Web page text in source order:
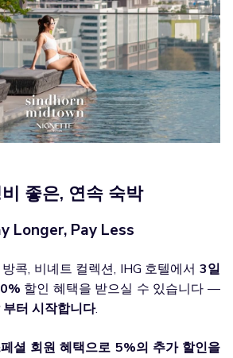
좋은, 연속 숙박
Longer, Pay Less
콕, 비녜트 컬렉션, IHG 호텔에서 3일
할인 혜택을 받으실 수 있습니다 —
터 시작합니다.
셜 회원 혜택으로 5%의 추가 할인을